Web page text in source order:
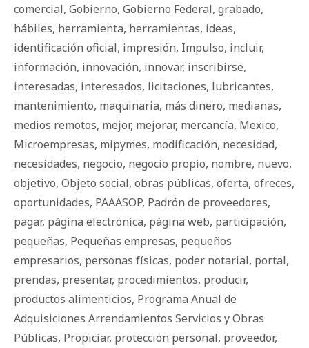
comercial, Gobierno, Gobierno Federal, grabado,
hábiles, herramienta, herramientas, ideas,
identificación oficial, impresión, Impulso, incluir,
información, innovación, innovar, inscribirse,
interesadas, interesados, licitaciones, lubricantes,
mantenimiento, maquinaria, más dinero, medianas,
medios remotos, mejor, mejorar, mercancía, Mexico,
Microempresas, mipymes, modificación, necesidad,
necesidades, negocio, negocio propio, nombre, nuevo,
objetivo, Objeto social, obras públicas, oferta, ofreces,
oportunidades, PAAASOP, Padrón de proveedores,
pagar, página electrónica, página web, participación,
pequeñas, Pequeñas empresas, pequeños
empresarios, personas físicas, poder notarial, portal,
prendas, presentar, procedimientos, producir,
productos alimenticios, Programa Anual de
Adquisiciones Arrendamientos Servicios y Obras
Públicas, Propiciar, protección personal, proveedor,